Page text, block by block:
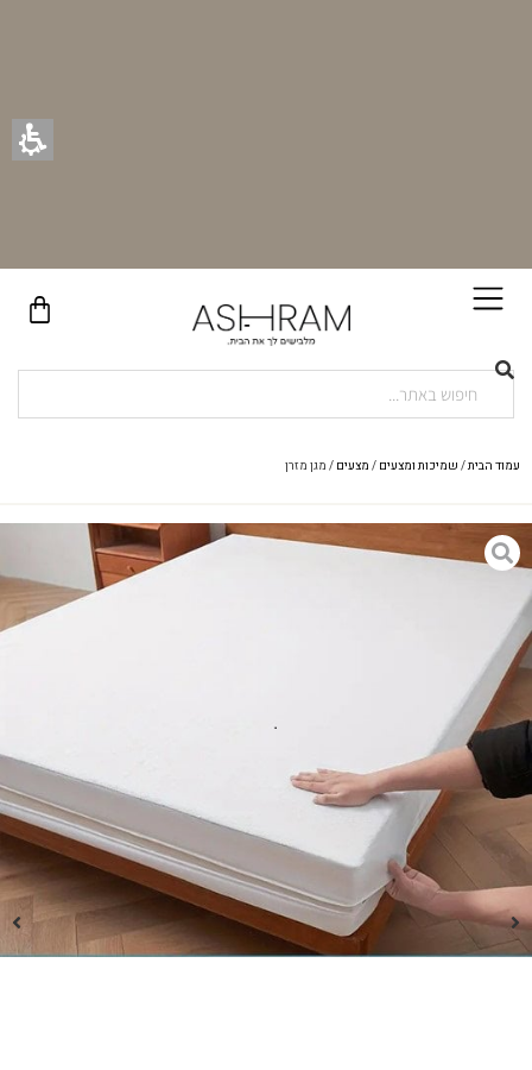
עמוד הבית/ שמיכות ומצעים / מצעים / מגן מזרן